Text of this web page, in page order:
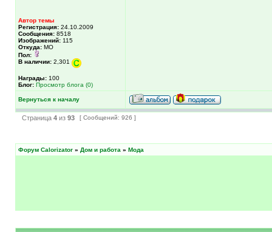
Автор темы
Регистрация: 24.10.2009
Сообщения: 8518
Изображений: 115
Откуда: МО
Пол:
В наличии: 2,301
Награды: 100
Блог: Просмотр блога (0)
Вернуться к началу
Страница 4 из 93 [ Сообщений: 926 ]
Форум Calorizator » Дом и работа » Мода